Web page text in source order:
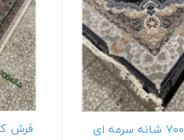
فرش کاشان گیلدا ۷۰۰ شانه کرم